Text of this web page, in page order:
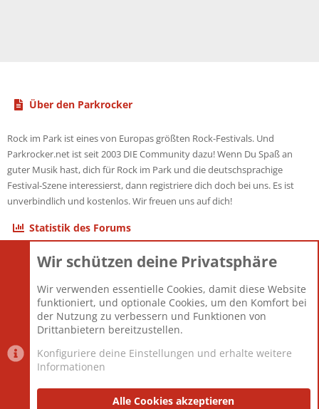
Über den Parkrocker
Rock im Park ist eines von Europas größten Rock-Festivals. Und
Parkrocker.net ist seit 2003 DIE Community dazu! Wenn Du Spaß an
guter Musik hast, dich für Rock im Park und die deutschsprachige
Festival-Szene interessierst, dann registriere dich doch bei uns. Es ist
unverbindlich und kostenlos. Wir freuen uns auf dich!
Statistik des Forums
Themen
Mitglieder
12.425
Neuestes Mitglied
Toddster85
Datenschutzerklärung Impressum
Wir schützen deine Privatsphäre
Wir verwenden essentielle Cookies, damit diese Website
funktioniert, und optionale Cookies, um den Komfort bei
der Nutzung zu verbessern und Funktionen von
Drittanbietern bereitzustellen.
Konfiguriere deine Einstellungen und erhalte weitere
Informationen
Alle Cookies akzeptieren